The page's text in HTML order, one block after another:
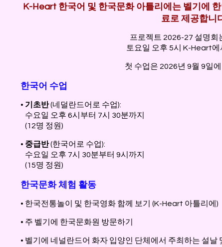
K-Heart 한국어 및 한국문화 아틀리에는 벨기에
료로 제공합니
프로젝트 2026-27 설명회
토요일 오후 5시 K-Heart에
첫 수업은 2026년 9월 9일
한국어 수업
• 기초반(네덜란드어로 수업):
수요일 오후 6시부터 7시 30분까지
(12명 정원)
• 중급반(한국어로 수업):
수요일 오후 7시 30분부터 9시까지
(15명 정원)
한국문화 체험 활동
• 한국전통놀이 및 한국영화 함께 보기 (K-Heart 아틀리에)
• 주 벨기에 한국문화원 방문하기
• 벨기에 네널란드어 화자 입양인 단체에서 주최하는 설날